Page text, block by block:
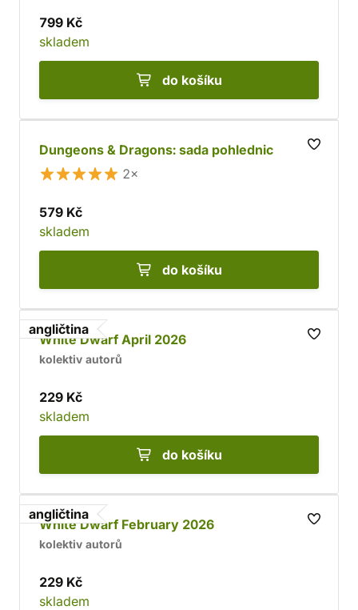
799 Kč
skladem
do košíku
Dungeons & Dragons: sada pohlednic
2×
579 Kč
skladem
do košíku
angličtina
White Dwarf April 2026
kolektiv autorů
229 Kč
skladem
do košíku
angličtina
White Dwarf February 2026
kolektiv autorů
229 Kč
skladem